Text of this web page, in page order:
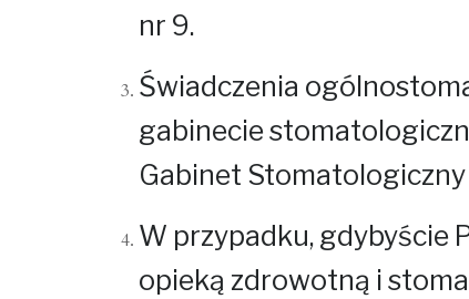
nr 9.
Świadczenia
gabinecie
Gabinet
W przypadku, gdybyście
opieką zdrowotną i